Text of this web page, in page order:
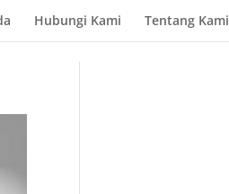
Hubungi Kami Tentang Kami